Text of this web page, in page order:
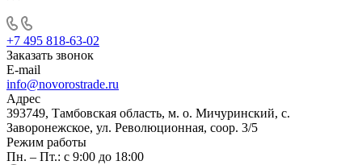
+7 495 818-63-02
Заказать звонок
E-mail
info@novorostrade.ru
Адрес
393749, Тамбовская область, м. о. Мичуринский, с.
Заворонежское, ул. Революционная, соор. 3/5
Режим работы
Пн. – Пт.: с 9:00 до 18:00